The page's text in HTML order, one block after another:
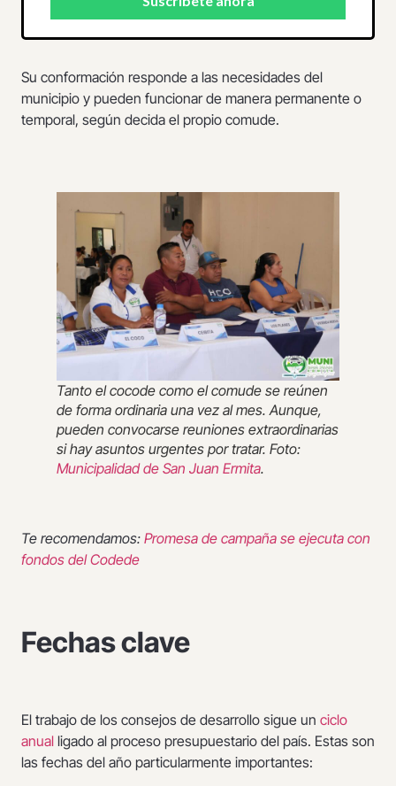
Su conformación responde a las necesidades del
municipio y pueden funcionar de manera permanente o
temporal, según decida el propio comude.
Tanto el cocode como el comude se reúnen
de forma ordinaria una vez al mes. Aunque,
pueden convocarse reuniones extraordinarias
si hay asuntos urgentes por tratar. Foto:
Municipalidad de San Juan Ermita.
Te recomendamos: Promesa de campaña se ejecuta con
fondos del Codede
Fechas clave
El trabajo de los consejos de desarrollo sigue un ciclo
anual ligado al proceso presupuestario del país. Estas son
las fechas del año particularmente importantes: